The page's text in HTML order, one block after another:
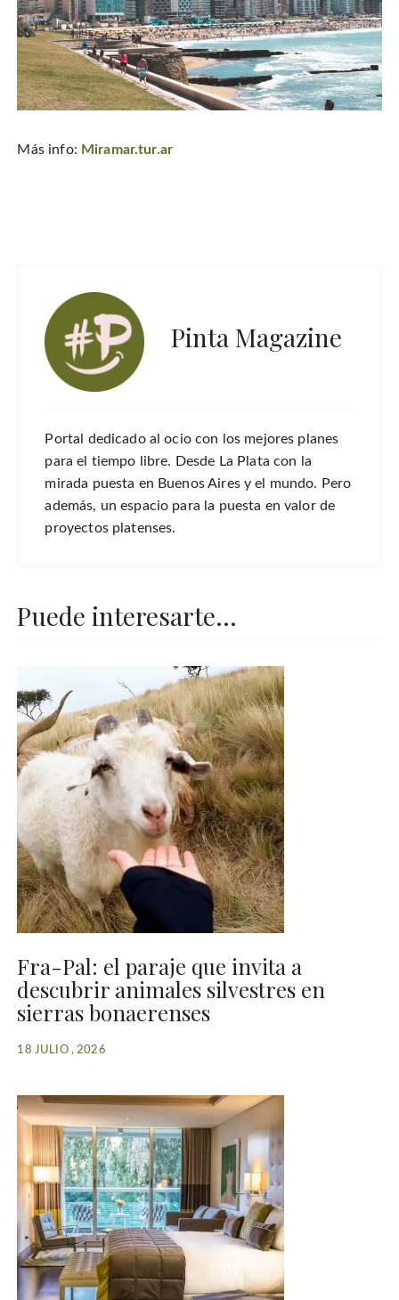
Más info: Miramar.tur.ar
Pinta Magazine
Portal dedicado al ocio con los mejores planes
para el tiempo libre. Desde La Plata con la
mirada puesta en Buenos Aires y el mundo. Pero
además, un espacio para la puesta en valor de
proyectos platenses.
Puede interesarte...
Fra-Pal: el paraje que invita a
descubrir animales silvestres en
sierras bonaerenses
18 JULIO , 2026